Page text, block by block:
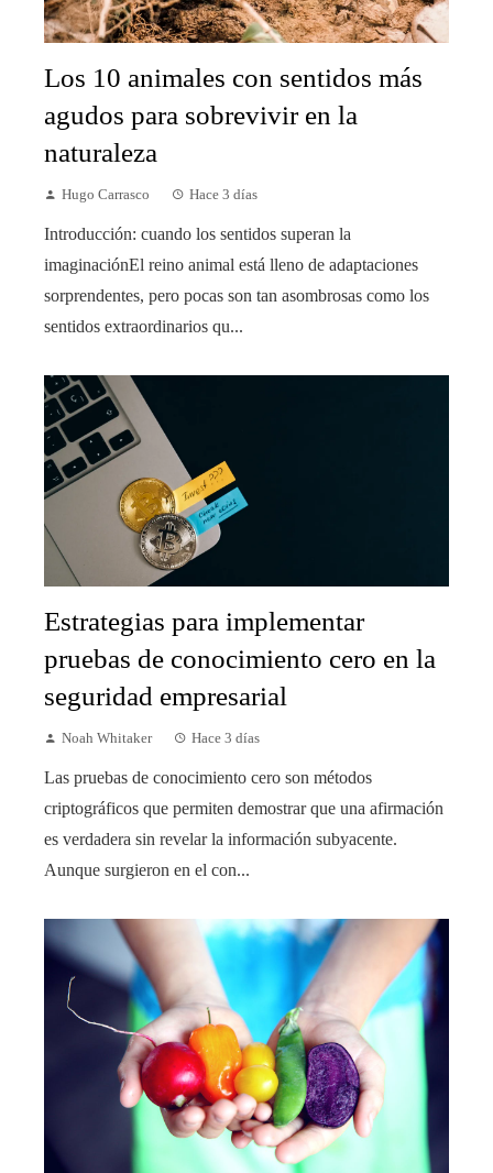
Los 10 animales con sentidos más
agudos para sobrevivir en la
naturaleza
Hugo Carrasco Hace 3 días
Introducción: cuando los sentidos superan la
imaginaciónEl reino animal está lleno de adaptaciones
sorprendentes, pero pocas son tan asombrosas como los
sentidos extraordinarios qu...
Estrategias para implementar
pruebas de conocimiento cero en la
seguridad empresarial
Noah Whitaker Hace 3 días
Las pruebas de conocimiento cero son métodos
criptográficos que permiten demostrar que una afirmación
es verdadera sin revelar la información subyacente.
Aunque surgieron en el con...